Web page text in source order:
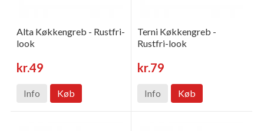
Alta Køkkengreb - Rustfri-
look
kr.49
Info Køb
Terni Køkkengreb -
Rustfri-look
kr.79
Info Køb